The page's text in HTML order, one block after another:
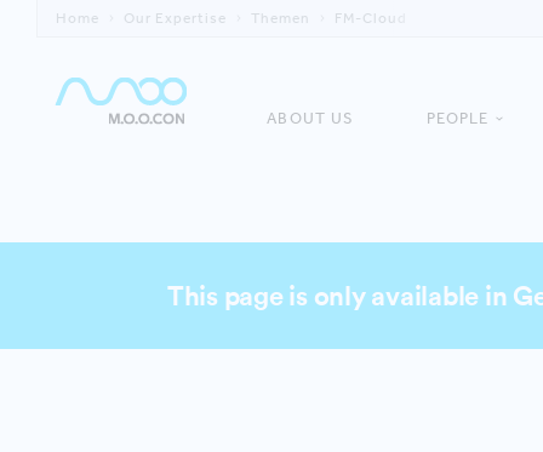
Home Our Expertise Themen FM-Cloud
ABOUT US PEOPLE
This page is only available in